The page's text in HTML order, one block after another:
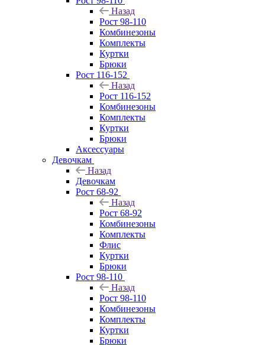
Назад
Рост 98-110
Комбинезоны
Комплекты
Куртки
Брюки
Рост 116-152
Назад
Рост 116-152
Комбинезоны
Комплекты
Куртки
Брюки
Аксессуары
Девочкам
Назад
Девочкам
Рост 68-92
Назад
Рост 68-92
Комбинезоны
Комплекты
Флис
Куртки
Брюки
Рост 98-110
Назад
Рост 98-110
Комбинезоны
Комплекты
Куртки
Брюки